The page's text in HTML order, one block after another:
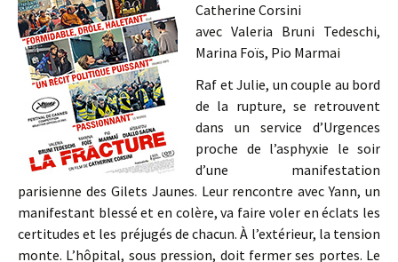
Catherine Corsini
avec Valeria Bruni Tedeschi,
Marina Foïs, Pio Marmai
Raf et Julie, un couple au bord
de la rupture, se retrouvent
dans un service d’Urgences
proche de l’asphyxie le soir
d’une manifestation
parisienne des Gilets Jaunes. Leur rencontre avec Yann, un
manifestant blessé et en colère, va faire voler en éclats les
certitudes et les préjugés de chacun. À l’extérieur, la tension
monte. L’hôpital, sous pression, doit fermer ses portes. Le